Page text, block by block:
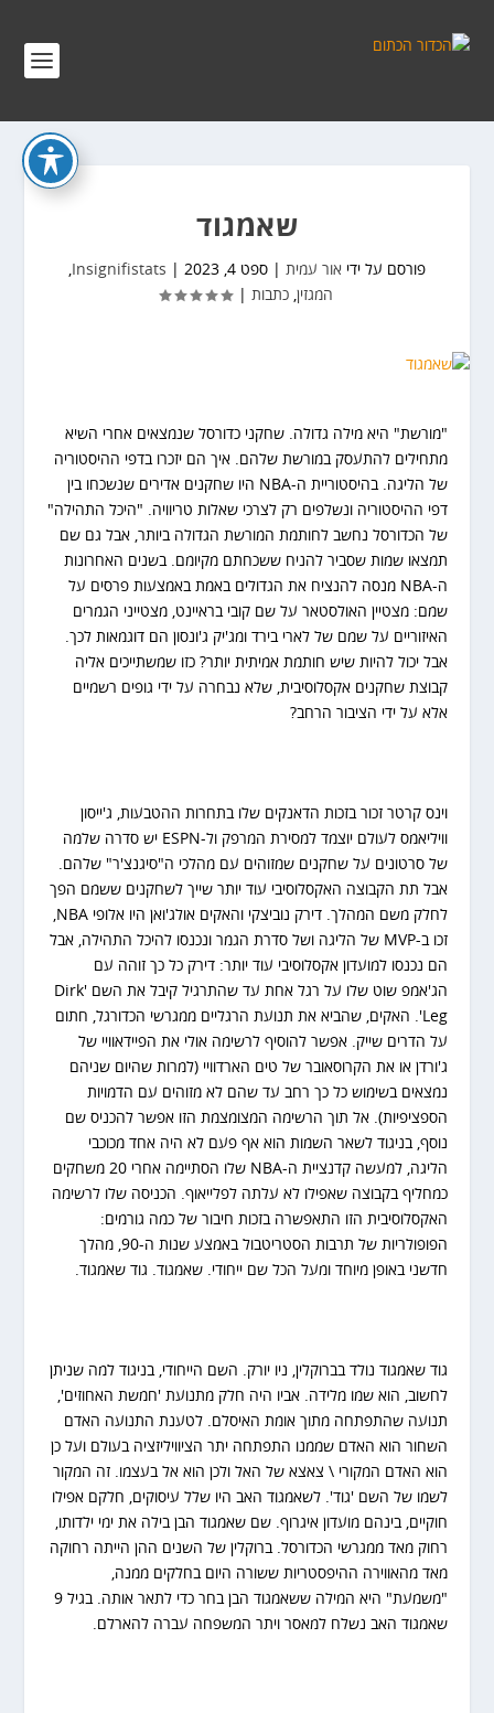
שאמגוד
פורסם על ידי אור עמית ספט 4, 2023 Insignifistats
,
המגזין, כתבות
"מורשת" היא מילה גדולה. שחקני כדורסל שנמצאים אחרי השיא
מתחילים להתעסק במורשת שלהם. איך הם יזכרו בדפי ההיסטוריה
של הליגה. בהיסטוריית ה-NBA היו שחקנים אדירים שנשכחו בין
דפי ההיסטוריה ונשלפים רק לצרכי שאלות טריוויה. "היכל התהילה"
של הכדורסל נחשב לחותמת המורשת הגדולה ביותר, אבל גם שם
תמצאו שמות שסביר להניח ששכחתם מקיומם. בשנים האחרונות
ה-NBA מנסה להנציח את הגדולים באמת באמצעות פרסים על
שמם: מצטיין האולסטאר על שם קובי בראיינט, מצטייני הגמרים
האיזוריים על שמם של לארי בירד ומג'יק ג'ונסון הם דוגמאות לכך.
אבל יכול להיות שיש חותמת אמיתית יותר? כזו שמשתייכים אליה
קבוצת שחקנים אקסלוסיבית, שלא נבחרה על ידי גופים רשמיים
אלא על ידי הציבור הרחב?
וינס קרטר זכור בזכות הדאנקים שלו בתחרות ההטבעות, ג'ייסון
וויליאמס לעולם יוצמד למסירת המרפק ול-ESPN יש סדרה שלמה
של סרטונים על שחקנים שמזוהים עם מהלכי ה"סיגנצ'ר" שלהם.
אבל תת הקבוצה האקסלוסיבי עוד יותר שייך לשחקנים ששמם הפך
לחלק משם המהלך. דירק נוביצקי והאקים אולג'ואן היו אלופי NBA,
זכו ב-MVP של הליגה ושל סדרת הגמר ונכנסו להיכל התהילה, אבל
הם נכנסו למועדון אקסלוסיבי עוד יותר: דירק כל כך זוהה עם
הג'אמפ שוט שלו על רגל אחת עד שהתרגיל קיבל את השם 'Dirk
Leg'. האקים, שהביא את תנועת הרגליים ממגרשי הכדורגל, חתום
על הדרים שייק. אפשר להוסיף לרשימה אולי את הפיידאוויי של
ג'ורדן או את הקרוסאובר של טים הארדוויי (למרות שהיום שניהם
נמצאים בשימוש כל כך רחב עד שהם לא מזוהים עם הדמויות
הספציפיות). אל תוך הרשימה המצומצמת הזו אפשר להכניס שם
נוסף, בניגוד לשאר השמות הוא אף פעם לא היה אחד מכוכבי
הליגה, למעשה קדנציית ה-NBA שלו הסתיימה אחרי 20 משחקים
כמחליף בקבוצה שאפילו לא עלתה לפלייאוף. הכניסה שלו לרשימה
האקסלוסיבית הזו התאפשרה בזכות חיבור של כמה גורמים:
הפופולריות של תרבות הסטריטבול באמצע שנות ה-90, מהלך
חדשני באופן מיוחד ומעל הכל שם ייחודי. שאמגוד. גוד שאמגוד.
גוד שאמגוד נולד בברוקלין, ניו יורק. השם הייחודי, בניגוד למה שניתן
לחשוב, הוא שמו מלידה. אביו היה חלק מתנועת 'חמשת האחוזים',
תנועה שהתפתחה מתוך אומת האיסלם. לטענת התנועה האדם
השחור הוא האדם שממנו התפתחה יתר הציוויליזציה בעולם ועל כן
הוא האדם המקורי \ צאצא של האל ולכן הוא אל בעצמו. זה המקור
לשמו של השם 'גוד'. לשאמגוד האב היו שלל עיסוקים, חלקם אפילו
חוקיים, בינהם מועדון איגרוף. שם שאמגוד הבן בילה את ימי ילדותו,
רחוק מאד ממגרשי הכדורסל. ברוקלין של השנים ההן הייתה רחוקה
מאד מהאווירה ההיפסטריות ששורה היום בחלקים ממנה,
"משמעת" היא המילה ששאמגוד הבן בחר כדי לתאר אותה. בגיל 9
שאמגוד האב נשלח למאסר ויתר המשפחה עברה להארלם.